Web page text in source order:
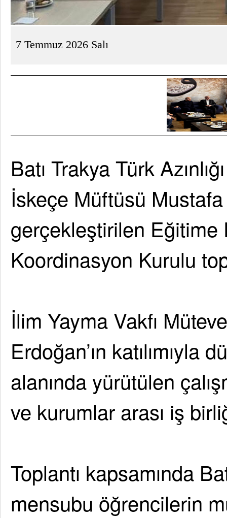
7 Temmuz 2026 Salı
Batı Trakya Türk
İskeçe Müftüsü
gerçekleştirilen
Koordinasyon Kurulu
İlim Yayma Vakfı
Erdoğan’ın katılımıyla
alanında yürütülen
ve kurumlar arası iş
Toplantı kapsamında
mensubu öğrencilerin